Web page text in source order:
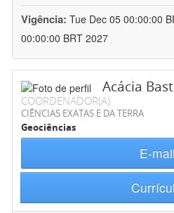
Vigência: Tue Dec 05 00:00:00
00:00:00 BRT 2027
Acácia
COORDENADOR(A)
CIÊNCIAS EXATAS E DA TERRA
Geociências
E-mail